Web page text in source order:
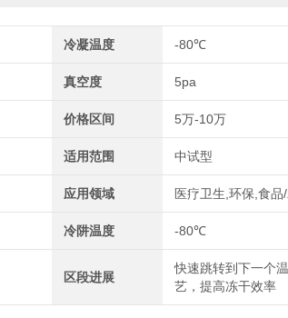
冷凝温度 -80℃
真空度 5pa
价格区间 5万-10万
适用范围 中试型
应用领域 医疗卫生,环保,食
冷阱温度 -80℃
区段进展
快速跳转到下一个
艺，提高冻干效率